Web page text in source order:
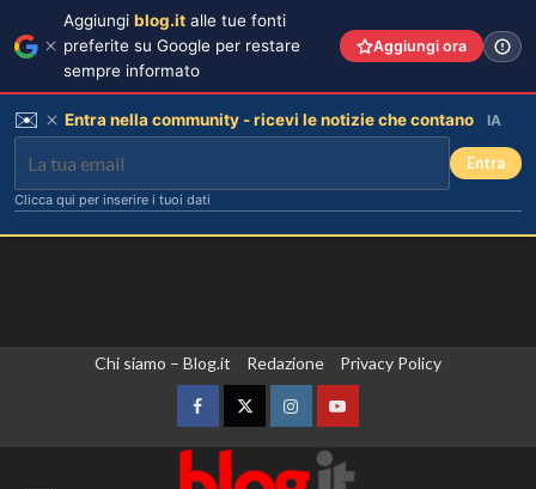
Chi siamo – Blog.it Redazione Privacy Policy
FacebookTwitterInstagramYouTube
Si chiude a Nairobi la prima edizione di
Tallulah Willis sposa Justin Acee,
circondata da mamma Demi Moore e
le sorelle.
Aggiungi blog.it alle tue fonti
preferite su Google per restare
sempre informato
Aggiungi ora
✉️ Entra nella community - ricevi le notizie che contano IA
Entra
Clicca qui per inserire i tuoi dati